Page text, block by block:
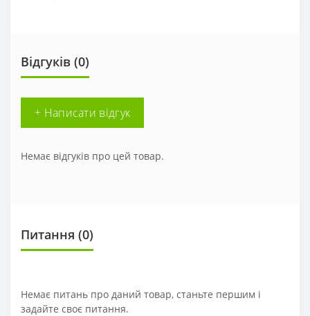
Відгуків (0)
+ Написати відгук
Немає відгуків про цей товар.
Питання (0)
Немає питань про даний товар, станьте першим і
задайте своє питання.